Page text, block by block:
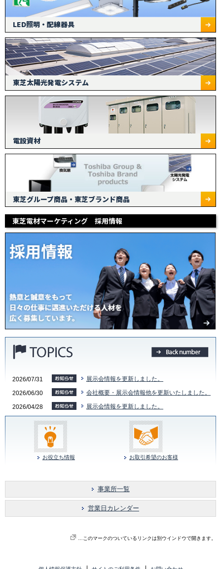
LED照明・配線器具
東芝太陽光発電システム
電設資材
東芝グループ商品・東芝ブランド商品
東芝電材マーケティング 採用情報
2026/07/31 展示会情報を更新しました。
2026/06/30 会社概要・展示会情報他を更新いたしました。
2026/04/28 展示会情報を更新しました。
お役立ち情報 お取引希望のお客様
事業所一覧
営業日カレンダー
…このマークのついているリンクは別ウインドウで開きます。